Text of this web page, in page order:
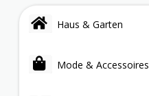
Haus & Garten
Mode & Accessoires